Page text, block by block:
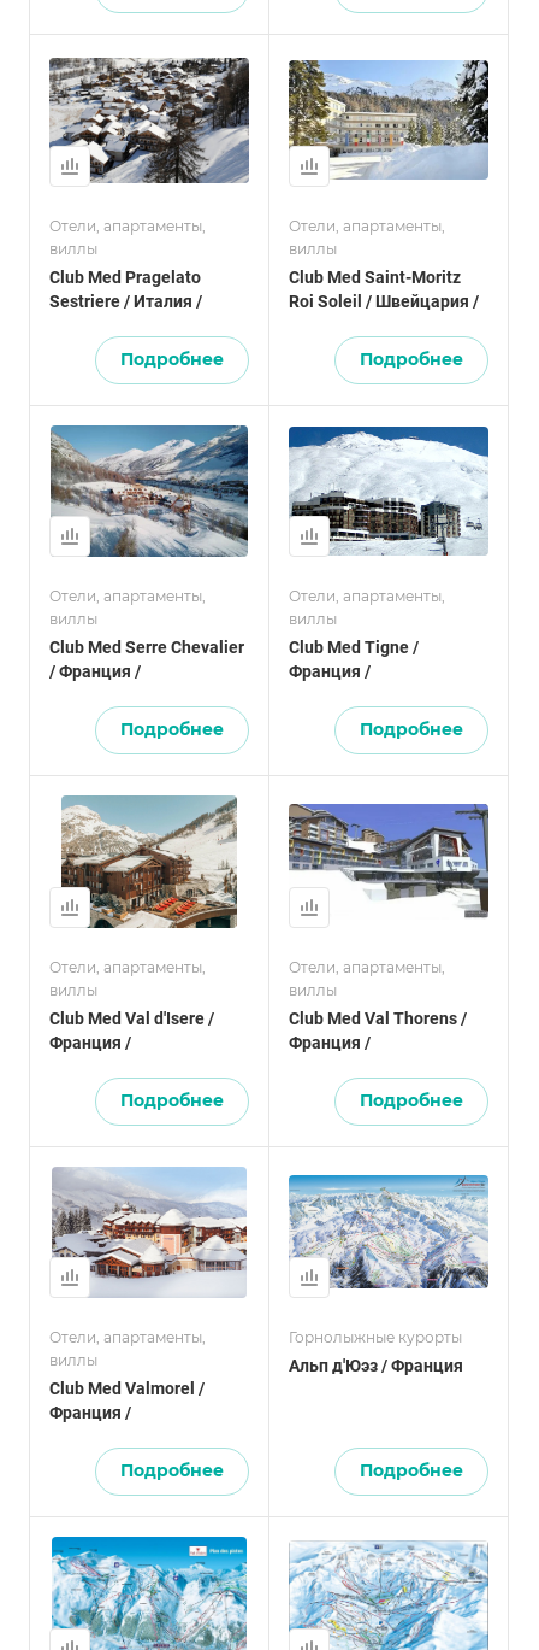
Отели, апартаменты,
виллы
Club Med Pragelato
Sestriere / Италия /
Подробнее
Отели, апартаменты,
виллы
Club Med Saint-Moritz
Roi Soleil / Швейцария /
Подробнее
Отели, апартаменты,
виллы
Club Med Serre Chevalier
/ Франция /
Подробнее
Отели, апартаменты,
виллы
Club Med Tigne /
Франция /
Подробнее
Отели, апартаменты,
виллы
Club Med Val d'Isere /
Франция /
Подробнее
Отели, апартаменты,
виллы
Club Med Val Thorens /
Франция /
Подробнее
Отели, апартаменты,
виллы
Club Med Valmorel /
Франция /
Подробнее
Горнолыжные курорты
Альп д'Юэз / Франция
Подробнее